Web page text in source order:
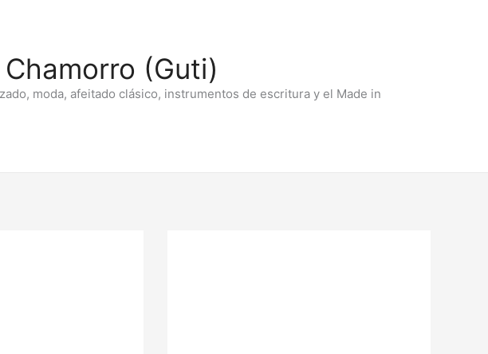
(Guti)
moda, afeitado clásico, instrumentos de escritura y el Made in